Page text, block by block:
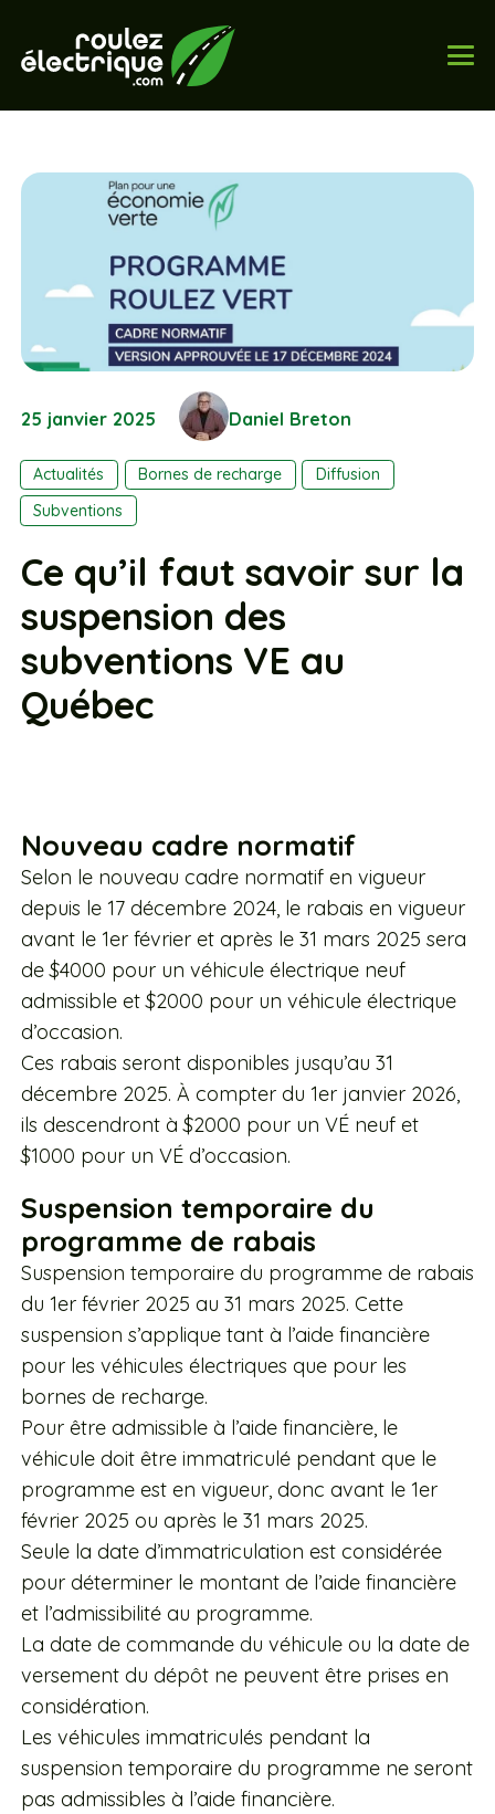
25 janvier 2025 Daniel Breton
Actualités Bornes de recharge
Diffusion
Subventions
Ce qu’il faut savoir sur la
suspension des
subventions VE au
Québec
Nouveau cadre normatif
Selon le nouveau cadre normatif en vigueur
depuis le 17 décembre 2024, le rabais en vigueur
avant le 1er février et après le 31 mars 2025 sera
de $4000 pour un véhicule électrique neuf
admissible et $2000 pour un véhicule électrique
d’occasion.
Ces rabais seront disponibles jusqu’au 31
décembre 2025. À compter du 1er janvier 2026,
ils descendront à $2000 pour un VÉ neuf et
$1000 pour un VÉ d’occasion.
Suspension temporaire du
programme de rabais
Suspension temporaire du programme de rabais
du 1er février 2025 au 31 mars 2025. Cette
suspension s’applique tant à l’aide financière
pour les véhicules électriques que pour les
bornes de recharge.
Pour être admissible à l’aide financière, le
véhicule doit être immatriculé pendant que le
programme est en vigueur, donc avant le 1er
février 2025 ou après le 31 mars 2025.
Seule la date d’immatriculation est considérée
pour déterminer le montant de l’aide financière
et l’admissibilité au programme.
La date de commande du véhicule ou la date de
versement du dépôt ne peuvent être prises en
considération.
Les véhicules immatriculés pendant la
suspension temporaire du programme ne seront
pas admissibles à l’aide financière.